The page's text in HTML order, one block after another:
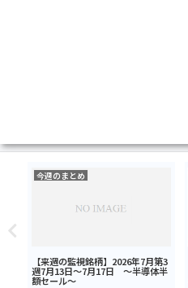
今週のまとめ
【来週の監視銘柄】2026年7月第3
週7月13日～7月17日 ～半導体半
額セール～